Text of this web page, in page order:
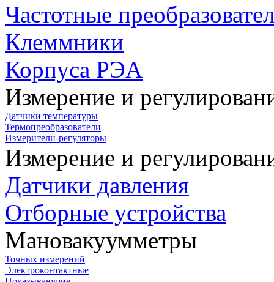
Частотные
Клеммники
Корпуса РЭА
Измерение и
Датчики температуры
Термопреобразователи
Измерители-регуляторы
Измерение и
Датчики давления
Отборные устройства
Мановакуумметры
Точных измерений
Электроконтактные